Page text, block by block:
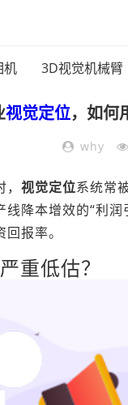
机 3D视觉机械臂
视觉定位，如何
why
视觉定位系统常
降本增效的“利
报率。
重低估？